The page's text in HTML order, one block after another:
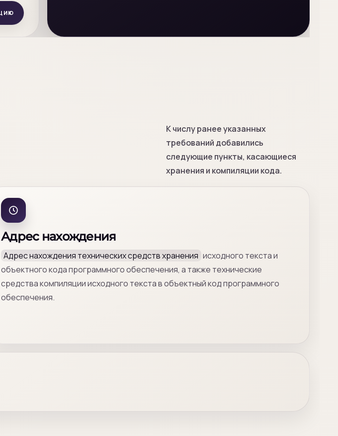
К числу ранее указанных
требований добавились
следующие пункты, касающиеся
хранения и компиляции кода.
Адрес нахождения
Адрес нахождения технических средств хранения исходного текста и
объектного кода программного обеспечения, а также технические
средства компиляции исходного текста в объектный код программного
обеспечения.